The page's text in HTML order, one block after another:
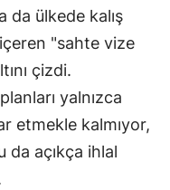
da ülkede kalış
"sahte vize
çizdi.
yalnızca
etmekle kalmıyor,
da açıkça ihlal